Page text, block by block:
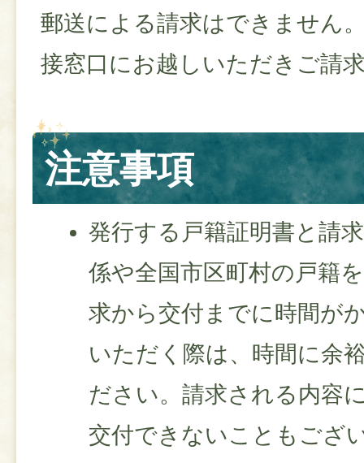
郵送による請求はできません
接窓口にお越しいただきご請
注意事項
発行する戸籍証明書と請
係や全国市区町村の戸籍
求から交付までに時間が
いただく際は、時間に余
ださい。請求される内容
交付できないこともござ